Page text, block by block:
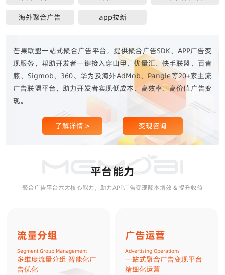
海外聚合广告
app拉新
芒果联盟一站式聚合广告平台，提供聚合广告SDK、APP广告变
现服务，帮助开发者一键接入穿山甲、优量汇、快手联盟、百青
藤、Sigmob、360、华为及海外AdMob、Pangle等20+家主流
广告联盟平台，助力开发者实现低成本、高效率、高价值广告变
现。
了解详情 > 变现咨询
平台能力
聚合广告平台六大核心能力，助力APP广告变现降本增效 & 提升收益
流量分组
Segment Group Management
多维度流量分组 智能化广
告优化
广告运营
Advertising Operations
一站式聚合广告变现平台
精细化运营